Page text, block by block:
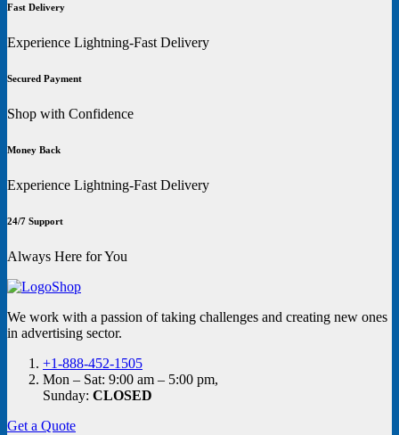
Fast Delivery
Experience Lightning-Fast Delivery
Secured Payment
Shop with Confidence
Money Back
Experience Lightning-Fast Delivery
24/7 Support
Always Here for You
We work with a passion of taking challenges and creating new ones
in advertising sector.
+1-888-452-1505
Mon – Sat: 9:00 am – 5:00 pm,
Sunday: CLOSED
Get a Quote